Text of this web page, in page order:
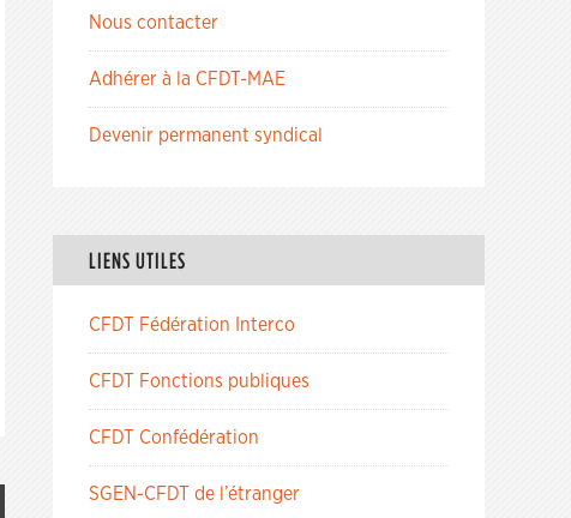
Nous contacter
Adhérer à la CFDT-MAE
Devenir permanent syndical
LIENS UTILES
CFDT Fédération Interco
CFDT Fonctions publiques
CFDT Confédération
SGEN-CFDT de l’étranger